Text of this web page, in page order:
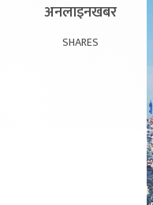
अनलाइनखबर
SHARES